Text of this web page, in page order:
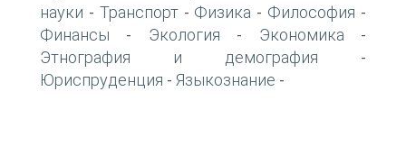
науки - Транспорт- Физика - Философия -
Финансы - Экология - Экономика -
Этнография и демография -
Юриспруденция - Языкознание -